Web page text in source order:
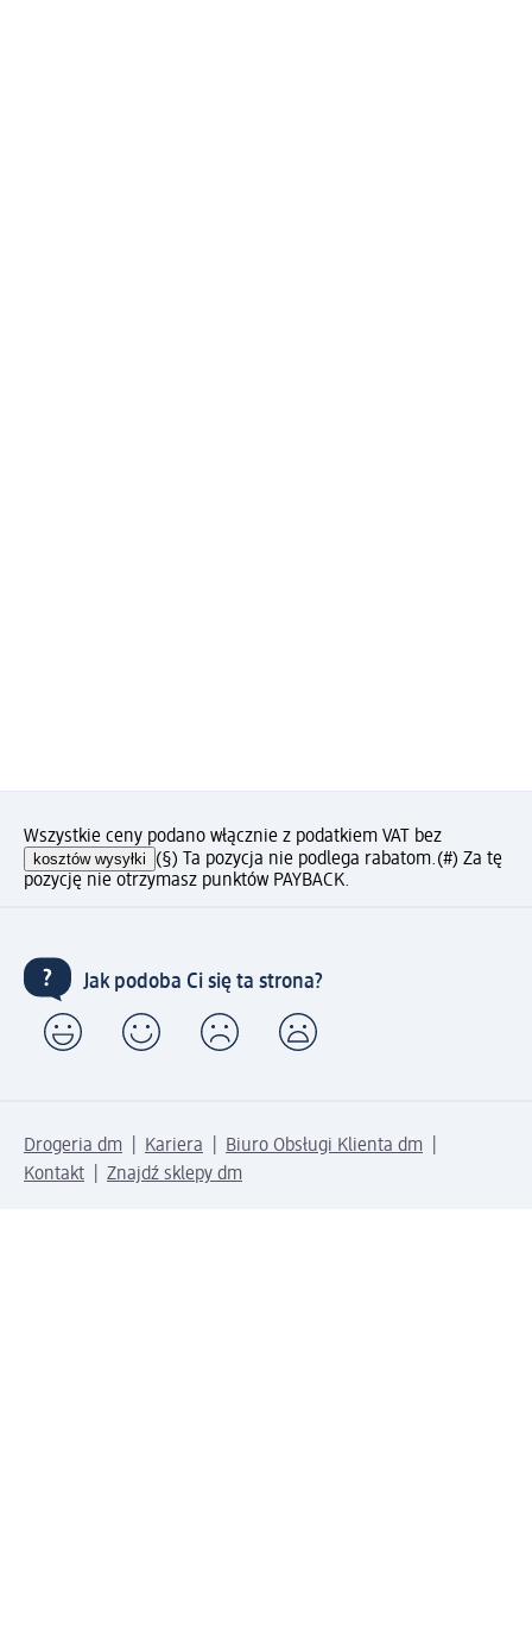
Wszystkie ceny podano włącznie z podatkiem VAT bez
kosztów wysyłki (§) Ta pozycja nie podlega rabatom.(#) Za tę
pozycję nie otrzymasz punktów PAYBACK.
Jak podoba Ci się ta strona?
Drogeria dm Kariera
Biuro Obsługi Klienta dm
Kontakt
Znajdź sklepy dm